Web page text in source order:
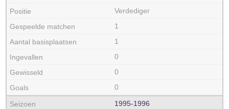
Verdediger
1
1
0
0
0
1995‑1996